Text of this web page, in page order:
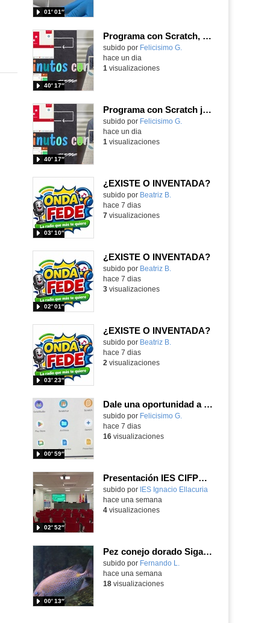
01′ 01″
Programa con Scratch, 8 diferentes juegos para vivir la emoción de los partidos de España en el mundial 2026
Contenido educativo.
subido por Felicisimo G.
40′ 17″
hace un dia
1 visualizaciones
Programa con Scratch juegos con los partidos del mundial 2026 ganados por España
Contenido educativo.
subido por Felicisimo G.
40′ 17″
hace un dia
1 visualizaciones
¿EXISTE O INVENTADA?
Contenido educativo.
subido por Beatriz B.
03′ 10″
hace 7 dias
7visualizaciones
¿EXISTE O INVENTADA?
Contenido educativo.
subido por Beatriz B.
02′ 01″
hace 7 dias
3visualizaciones
¿EXISTE O INVENTADA?
Contenido educativo.
subido por Beatriz B.
03′ 23″
hace 7 dias
2 visualizaciones
Dale una oportunidad a los Chromebooks y utiliza un proyector para realizar talleres si no tienes pantallas táctiles
Contenido educativo.
subido por Felicisimo G.
00′ 59″
hace 7 dias
16visualizaciones
Presentación IES CIFPD Ignacio Ellacuría
Contenido educativo.
subido por IES Ignacio Ellacuria
02′ 52″
hace una semana
4visualizaciones
Pez conejo dorado Siganus guttatus (Bloch, 1786)
Contenido educativo.
subido por Fernando L.
00′ 13″
hace una semana
18visualizaciones